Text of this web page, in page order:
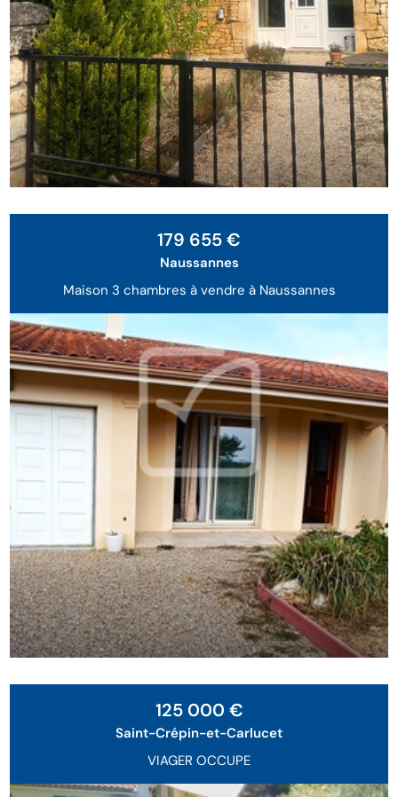
Maison 3 chambres à vendre à Naussannes
179 655 €
Naussannes
VIAGER OCCUPE
125 000 €
Saint-Crépin-et-Carlucet